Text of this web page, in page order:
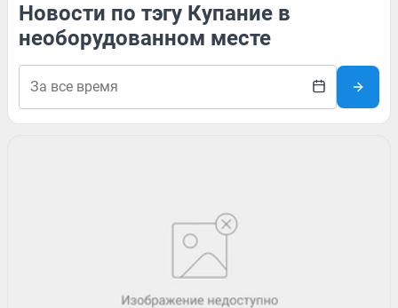
Новости по тэгу Купание в
необорудованном месте